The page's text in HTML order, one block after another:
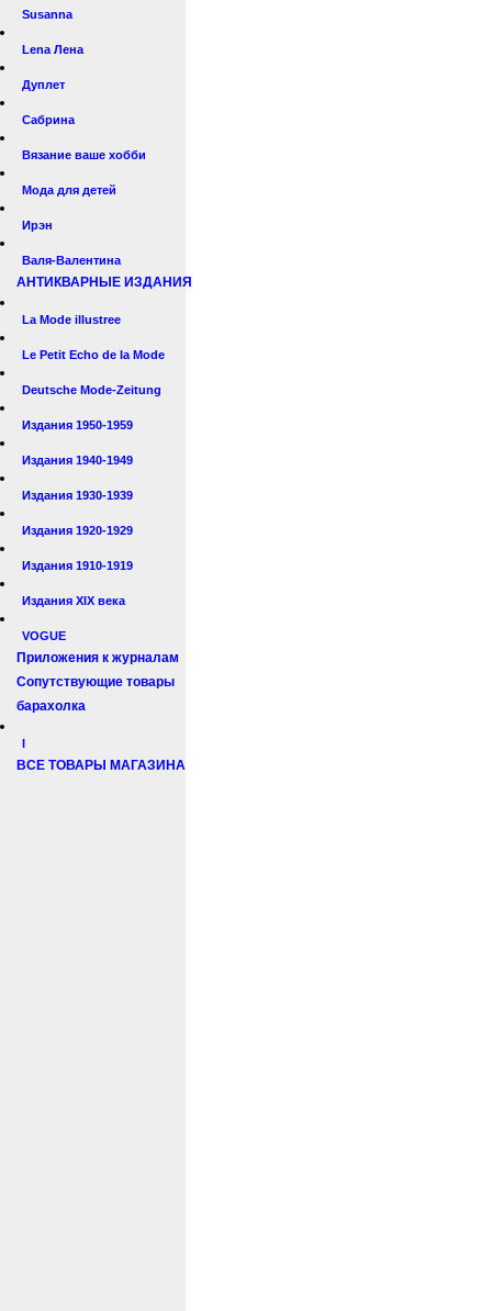
Susanna
Lena Лена
Дуплет
Сабрина
Вязание ваше хобби
Мода для детей
Ирэн
Валя-Валентина
АНТИКВАРНЫЕ ИЗДАНИЯ
La Mode illustree
Le Petit Echo de la Mode
Deutsche Mode-Zeitung
Издания 1950-1959
Издания 1940-1949
Издания 1930-1939
Издания 1920-1929
Издания 1910-1919
Издания XIX века
VOGUE
Приложения к журналам
Сопутствующие товары
барахолка
I
ВСЕ ТОВАРЫ МАГАЗИНА